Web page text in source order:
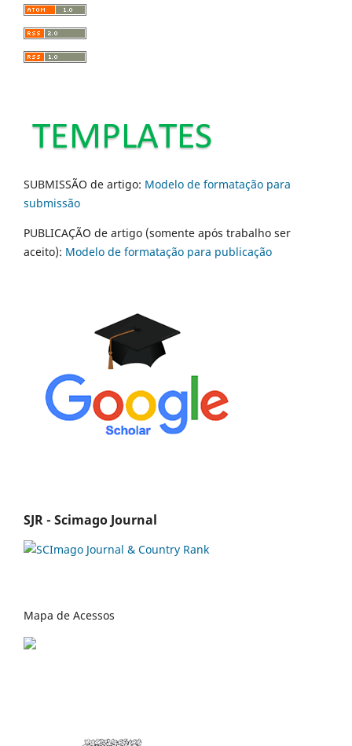
SUBMISSÃO de artigo: Modelo de formatação para
submissão
PUBLICAÇÃO de artigo (somente após trabalho ser
aceito): Modelo de formatação para publicação
SJR - Scimago Journal
Mapa de Acessos